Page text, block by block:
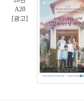
A20
[광고]